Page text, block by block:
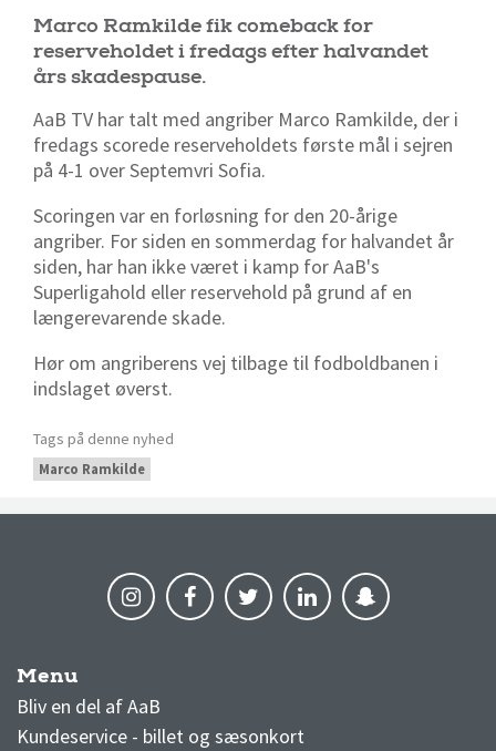
Marco Ramkilde fik comeback for
reserveholdet i fredags efter halvandet
års skadespause.
AaB TV har talt med angriber Marco Ramkilde, der i
fredags scorede reserveholdets første mål i sejren
på 4-1 over Septemvri Sofia.
Scoringen var en forløsning for den 20-årige
angriber. For siden en sommerdag for halvandet år
siden, har han ikke været i kamp for AaB's
Superligahold eller reservehold på grund af en
længerevarende skade.
Hør om angriberens vej tilbage til fodboldbanen i
indslaget øverst.
Tags på denne nyhed
Marco Ramkilde
Menu
Bliv en del af AaB
Kundeservice - billet og sæsonkort